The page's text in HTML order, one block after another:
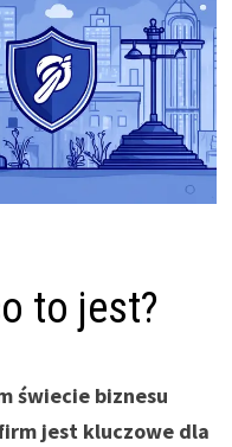
to jest?
świecie biznesu
jest kluczowe dla